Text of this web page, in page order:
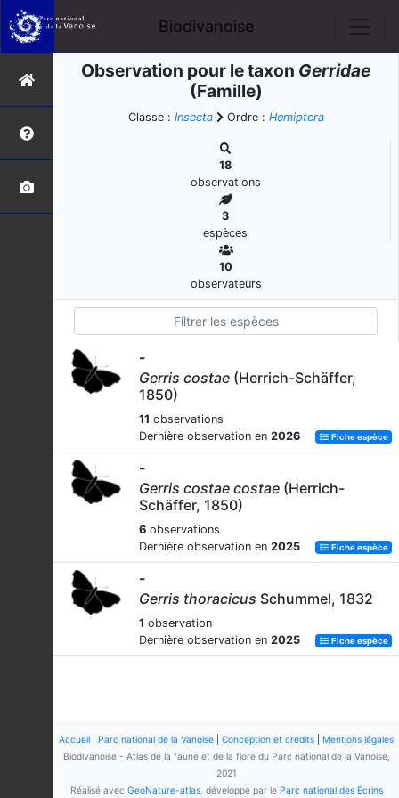
Biodivanoise
Observation pour le taxon Gerridae
(Famille)
Classe : Insecta Ordre : Hemiptera
18
observations
3
espèces
10
observateurs
-
Gerris costae (Herrich-Schäffer,
1850)
11 observations
Dernière observation en 2026 Fiche espèce
-
Gerris costae costae (Herrich-
Schäffer, 1850)
6 observations
Dernière observation en 2025 Fiche espèce
-
Gerris thoracicus Schummel, 1832
1 observation
Dernière observation en 2025 Fiche espèce
Accueil Parc national de la Vanoise Conception et crédits
Mentions légales
Biodivanoise - Atlas de la faune et de la flore du Parc national de la Vanoise,
2021
Réalisé avec GeoNature-atlas, développé par le Parc national des Écrins